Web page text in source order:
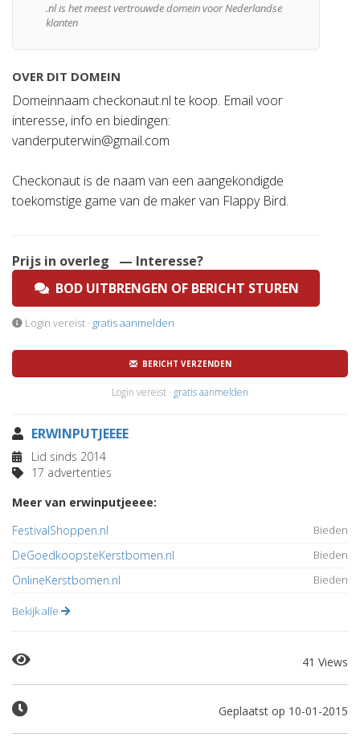
.nl is het meest vertrouwde domein voor Nederlandse
klanten
OVER DIT DOMEIN
Domeinnaam checkonaut.nl te koop. Email voor
interesse, info en biedingen:
vanderputerwin@gmail.com
Checkonaut is de naam van een aangekondigde
toekomstige game van de maker van Flappy Bird.
Prijs in overleg
— Interesse?
BOD UITBRENGEN OF BERICHT STUREN
Login vereist · gratis aanmelden
BERICHT VERZENDEN
Login vereist · gratis aanmelden
ERWINPUTJEEEE
Lid sinds 2014
17 advertenties
Meer van erwinputjeeee:
FestivalShoppen.nl
Bieden
DeGoedkoopsteKerstbomen.nl Bieden
OnlineKerstbomen.nl Bieden
Bekijk alle
41 Views
Geplaatst op 10-01-2015